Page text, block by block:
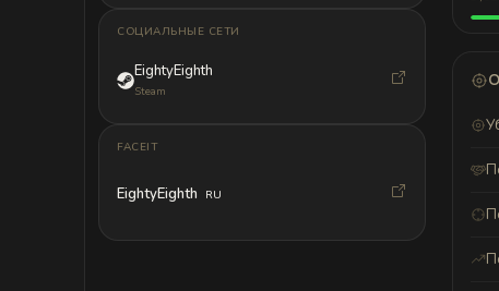
СОЦИАЛЬНЫЕ СЕТИ
EightyEighth
Steam
FACEIT
EightyEighth RU